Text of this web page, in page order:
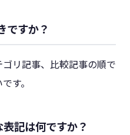
ですか？
リ記事、比較記事の順で
す。
記は何ですか？